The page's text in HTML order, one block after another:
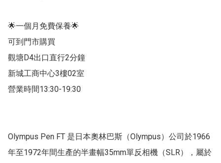
🌟一個月免費保養🌟
可到門市購買
觀塘D4出口直行2分鐘
新城工商中心3樓02室
營業時間13:30-19:30
Olympus Pen FT 是日本奧林巴斯（Olympus）公司於1966
年至1972年間生產的半畫幅35mm單反相機（SLR），屬於